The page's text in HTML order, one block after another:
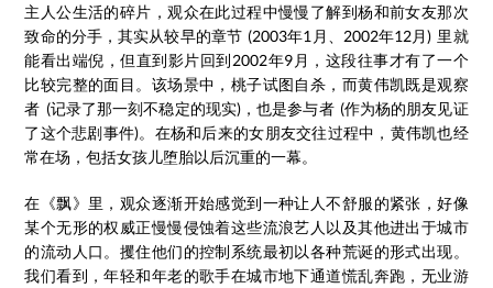
主人公生活的碎片，观众在此过程中慢慢了解到杨和前女友那次
致命的分手，其实从较早的章节 (2003年1月、2002年12月) 里就
能看出端倪，但直到影片回到2002年9月，这段往事才有了一个
比较完整的面目。该场景中，桃子试图自杀，而黄伟凯既是观察
者 (记录了那一刻不稳定的现实)，也是参与者 (作为杨的朋友见证
了这个悲剧事件)。在杨和后来的女朋友交往过程中，黄伟凯也经
常在场，包括女孩儿堕胎以后沉重的一幕。
在《飘》里，观众逐渐开始感觉到一种让人不舒服的紧张，好像
某个无形的权威正慢慢侵蚀着这些流浪艺人以及其他进出于城市
的流动人口。攫住他们的控制系统最初以各种荒诞的形式出现。
我们看到，年轻和年老的歌手在城市地下通道慌乱奔跑，无业游